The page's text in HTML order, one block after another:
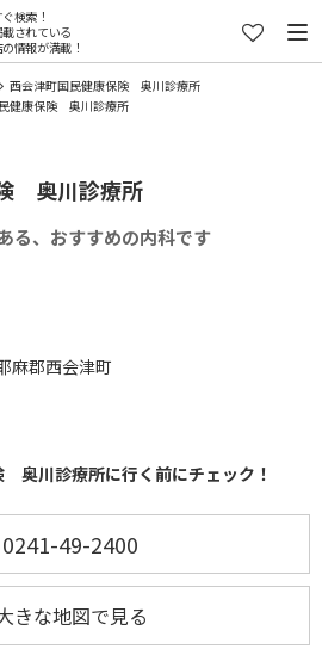
検索！
されている
情報が満載！
西会津町国民健康保険 奥川診療所
健康保険 奥川診療所
奥川診療所
る、おすすめの内科です
麻郡西会津町
奥川診療所に行く前にチェック！
0241-49-2400
きな地図で見る